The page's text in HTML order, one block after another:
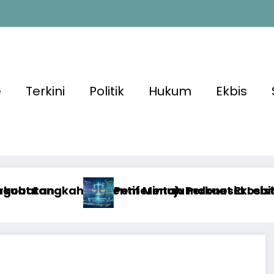
Terkini Politik Hukum Ekbis
Indonesia Lebih Sehat
Perkuat Ekosistem Media Digital